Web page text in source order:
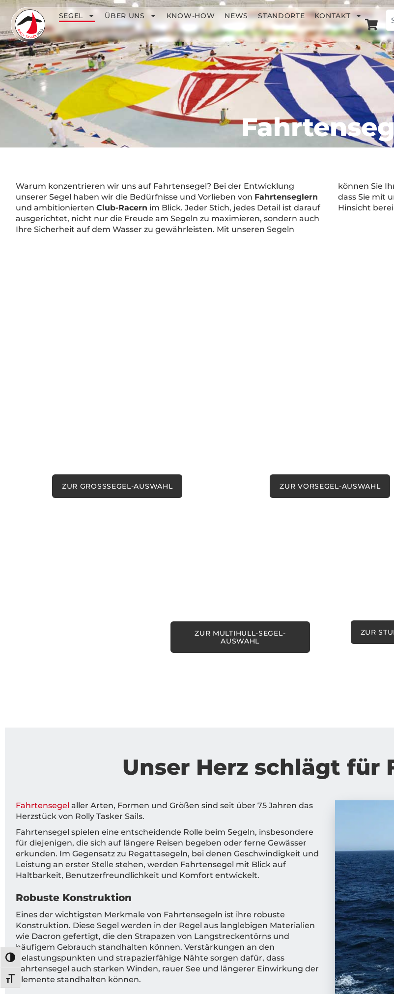
UMSCHALTEN AUF HOHE KONTRASTE
SCHRIFT VERGRÖSSERN
SEGEL ÜBER UNS KNOW-HOW NEWS STANDORTE KONTAKT
Warum konzentrieren wir uns auf Fahrtensegel? Bei der Entwicklung
unserer Segel haben wir die Bedürfnisse und Vorlieben von Fahrtenseglern
und ambitionierten Club-Racern im Blick. Jeder Stich, jedes Detail ist darauf
ausgerichtet, nicht nur die Freude am Segeln zu maximieren, sondern auch
Ihre Sicherheit auf dem Wasser zu gewährleisten. Mit unseren Segeln
können Sie
dass Sie mit
Hinsicht
ZUR GROSSSEGEL-AUSWAHL ZUR VORSEGEL-AUSWAHL
ZUR MULTIHULL-SEGEL-
AUSWAHL
ZUR
Unser Herz schlägt für
Fahrtensegel aller Arten, Formen und Größen sind seit über 75 Jahren das
Herzstück von Rolly Tasker Sails.
Fahrtensegel spielen eine entscheidende Rolle beim Segeln, insbesondere
für diejenigen, die sich auf längere Reisen begeben oder ferne Gewässer
erkunden. Im Gegensatz zu Regattasegeln, bei denen Geschwindigkeit und
Leistung an erster Stelle stehen, werden Fahrtensegel mit Blick auf
Haltbarkeit, Benutzerfreundlichkeit und Komfort entwickelt.
Robuste Konstruktion
Eines der wichtigsten Merkmale von Fahrtensegeln ist ihre robuste
Konstruktion. Diese Segel werden in der Regel aus langlebigen Materialien
wie Dacron gefertigt, die den Strapazen von Langstreckentörns und
häufigem Gebrauch standhalten können. Verstärkungen an den
Belastungspunkten und strapazierfähige Nähte sorgen dafür, dass
Fahrtensegel auch starken Winden, rauer See und längerer Einwirkung der
Elemente standhalten können.